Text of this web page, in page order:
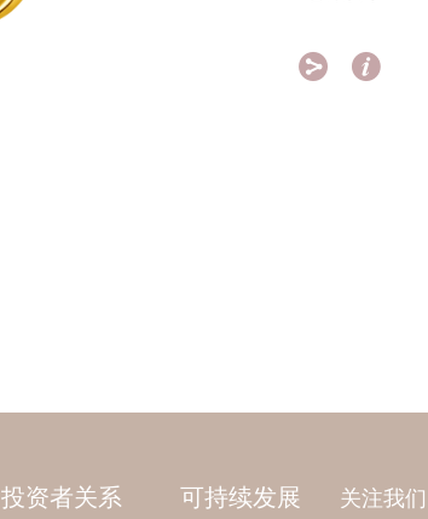
 
投资者关系 可持续发展 关注我们